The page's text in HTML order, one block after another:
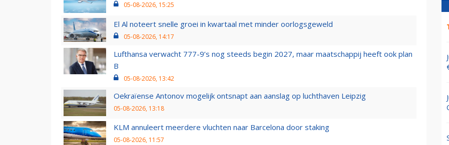
05-08-2026, 15:25
El Al noteert snelle groei in kwartaal met minder oorlogsgeweld
05-08-2026, 14:17
Lufthansa verwacht 777-9’s nog steeds begin 2027, maar maatschappij heeft ook plan
B
05-08-2026, 13:42
Oekraïense Antonov mogelijk ontsnapt aan aanslag op luchthaven Leipzig
05-08-2026, 13:18
KLM annuleert meerdere vluchten naar Barcelona door staking
05-08-2026, 11:57